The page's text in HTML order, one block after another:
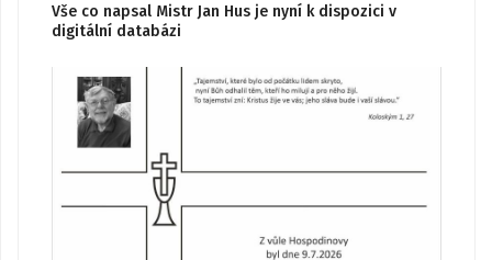
Vše co napsal Mistr Jan Hus je nyní k dispozici v
digitální databázi